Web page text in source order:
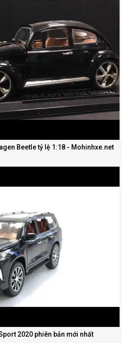
Beetle tỷ lệ 1:18 - Mohinhxe.net
2020 phiên bản mới nhất